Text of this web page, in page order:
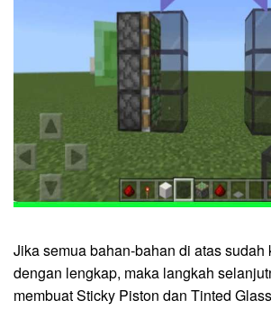
Jika semua bahan-bahan di atas sudah
dengan lengkap, maka langkah
membuat Sticky Piston dan Tinted